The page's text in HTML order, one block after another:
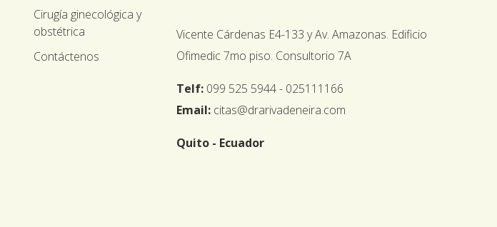
Cirugía ginecológica y
obstétrica
Contáctenos
Vicente Cárdenas E4-133 y Av. Amazonas. Edificio
Ofimedic 7mo piso. Consultorio 7A
Telf: 099 525 5944 - 025111166
Email: citas@drarivadeneira.com
Quito - Ecuador